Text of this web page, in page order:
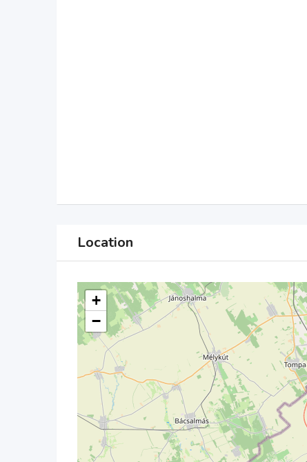
Location
+
−